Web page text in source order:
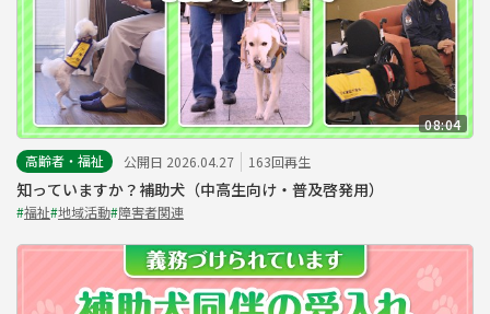
08:04
高齢者・福祉
公開日 2026.04.27 163回再生
知っていますか？補助犬（中高生向け・普及啓発用）
#福祉#地域活動#障害者関連